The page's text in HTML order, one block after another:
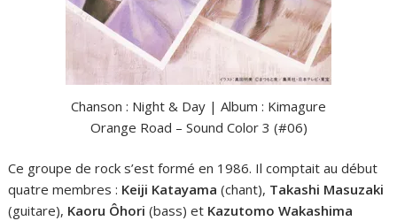
Chanson : Night & Day | Album : Kimagure
Orange Road – Sound Color 3 (#06)
Ce groupe de rock s’est formé en 1986. Il comptait au début
quatre membres : Keiji Katayama (chant), Takashi Masuzaki
(guitare), Kaoru Ôhori (bass) et Kazutomo Wakashima